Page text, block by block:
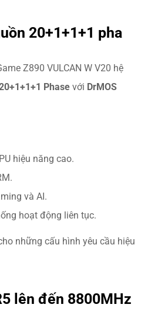
20+1+1+1 pha
Z890 VULCAN W V20 hệ
Phase với DrMOS
hiệu năng cao.
và AI.
hoạt động liên tục.
những cấu hình yêu cầu hiệu
lên đến 8800MHz